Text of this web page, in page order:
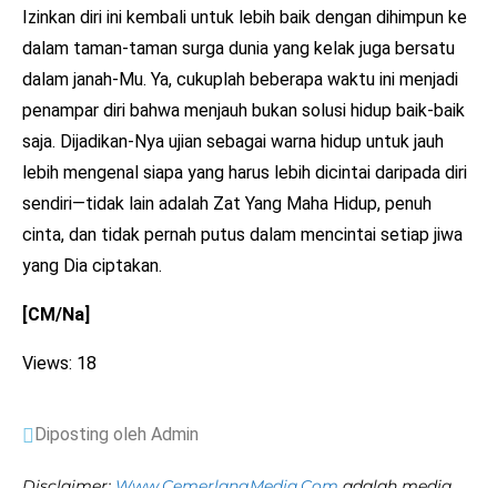
Izinkan diri ini kembali untuk lebih baik dengan dihimpun ke
dalam taman-taman surga dunia yang kelak juga bersatu
dalam janah-Mu. Ya, cukuplah beberapa waktu ini menjadi
penampar diri bahwa menjauh bukan solusi hidup baik-baik
saja. Dijadikan-Nya ujian sebagai warna hidup untuk jauh
lebih mengenal siapa yang harus lebih dicintai daripada diri
sendiri—tidak lain adalah Zat Yang Maha Hidup, penuh
cinta, dan tidak pernah putus dalam mencintai setiap jiwa
yang Dia ciptakan.
[CM/Na]
Views: 18
Diposting oleh Admin